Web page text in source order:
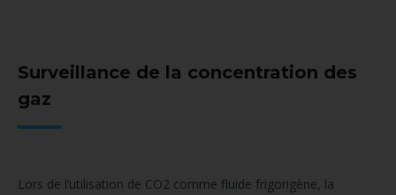
Surveillance de la concentration des
gaz
Lors de l’utilisation de CO2 comme fluide frigorigène, la